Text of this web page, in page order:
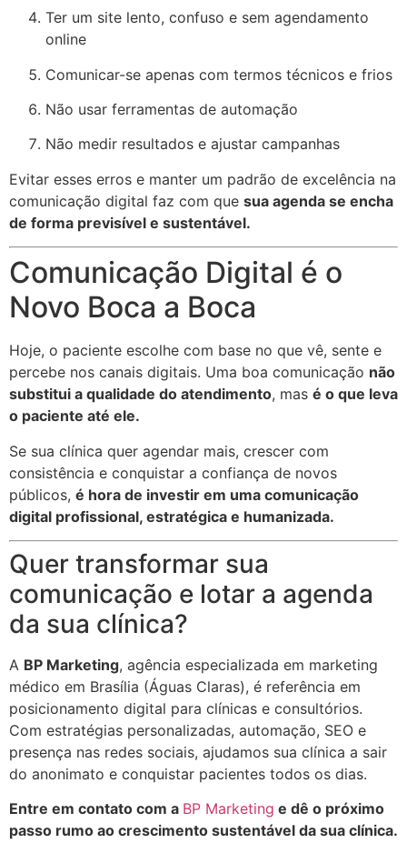
Ter um site lento, confuso e sem agendamento
online
Comunicar-se apenas com termos técnicos e frios
Não usar ferramentas de automação
Não medir resultados e ajustar campanhas
Evitar esses erros e manter um padrão de excelência na
comunicação digital faz com que sua agenda se encha
de forma previsível e sustentável.
Comunicação Digital é o
Novo Boca a Boca
Hoje, o paciente escolhe com base no que vê, sente e
percebe nos canais digitais. Uma boa comunicação não
substitui a qualidade do atendimento, mas é o que leva
o paciente até ele.
Se sua clínica quer agendar mais, crescer com
consistência e conquistar a confiança de novos
públicos, é hora de investir em uma comunicação
digital profissional, estratégica e humanizada.
Quer transformar sua
comunicação e lotar a agenda
da sua clínica?
A BP Marketing, agência especializada em marketing
médico em Brasília (Águas Claras), é referência em
posicionamento digital para clínicas e consultórios.
Com estratégias personalizadas, automação, SEO e
presença nas redes sociais, ajudamos sua clínica a sair
do anonimato e conquistar pacientes todos os dias.
Entre em contato com a BP Marketing e dê o próximo
passo rumo ao crescimento sustentável da sua clínica.